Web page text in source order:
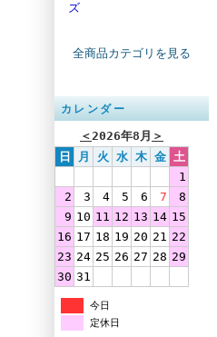
ズ
全商品カテゴリを見る
カレンダー
＜2026年8月 ＞
日
月 火 水 木 金 土
1
2
3 4 5 6 7
8
9 10 11 12 13 14 15
16 17 18 19 20 21 22
23 24 25 26 27 28 29
30 31
今日
定休日